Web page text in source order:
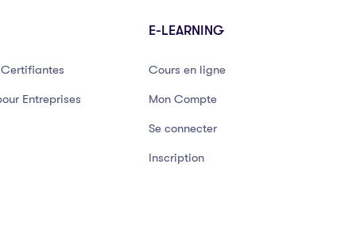
Entreprises
E-LEARNING
Cours en ligne
Mon Compte
Se connecter
Inscription